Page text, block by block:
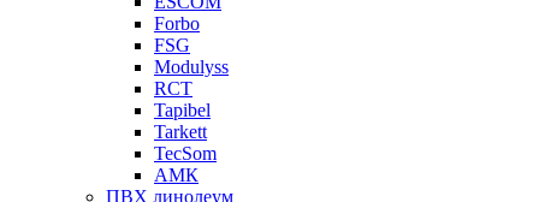
Forbo
FSG
Modulyss
RCT
Tapibel
Tarkett
TecSom
АМК
ПВХ линолеум